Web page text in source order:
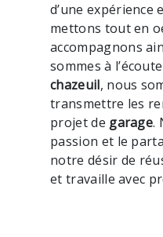
d’une expérience
mettons tout en
accompagnons
sommes à
chazeuil, nous
transmettre les
projet de garage.
passion et le
notre désir de
et travaille avec